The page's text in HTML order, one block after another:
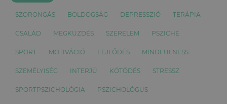
SZORONGÁS BOLDOGSÁG DEPRESSZIÓ TERÁPIA
CSALÁD MEGKÜZDÉS SZERELEM PSZICHÉ
SPORT MOTIVÁCIÓ FEJLŐDÉS MINDFULNESS
SZEMÉLYISÉG INTERJÚ KÖTŐDÉS STRESSZ
SPORTPSZICHOLÓGIA PSZICHOLÓGUS